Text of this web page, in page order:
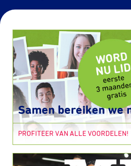
Samen bereiken we
PROFITEER VAN ALLE VOORDELEN!